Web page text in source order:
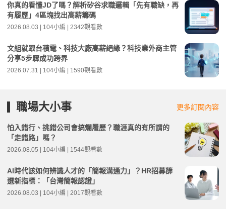
你真的看懂JD了嗎？解析矽谷求職邏輯「先有職缺，再
有履歷」4區塊找出高薪籌碼
2026.08.03 | 104小編 | 2342觀看數
文組就跟台積電、科技大廠高薪絕緣？科技業外商主管
分享5步驟成功跨界
2026.07.31 | 104小編 | 1590觀看數
職場大小事 更多訂閱內容
怕入錯行、挑錯公司會搞爛履歷？職涯真的有所謂的
「走錯路」嗎？
2026.08.05 | 104小編 | 1544觀看數
AI時代該如何辨識人才的「簡報溝通力」？HR招募篩
選新指標：「台灣簡報認證」
2026.08.03 | 104小編 | 2017觀看數